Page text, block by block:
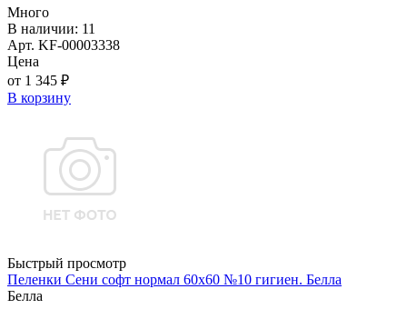
Много
В наличии: 11
Арт. KF-00003338
Цена
от 1 345 ₽
В корзину
Быстрый просмотр
Пеленки Сени софт нормал 60х60 №10 гигиен. Белла
Белла